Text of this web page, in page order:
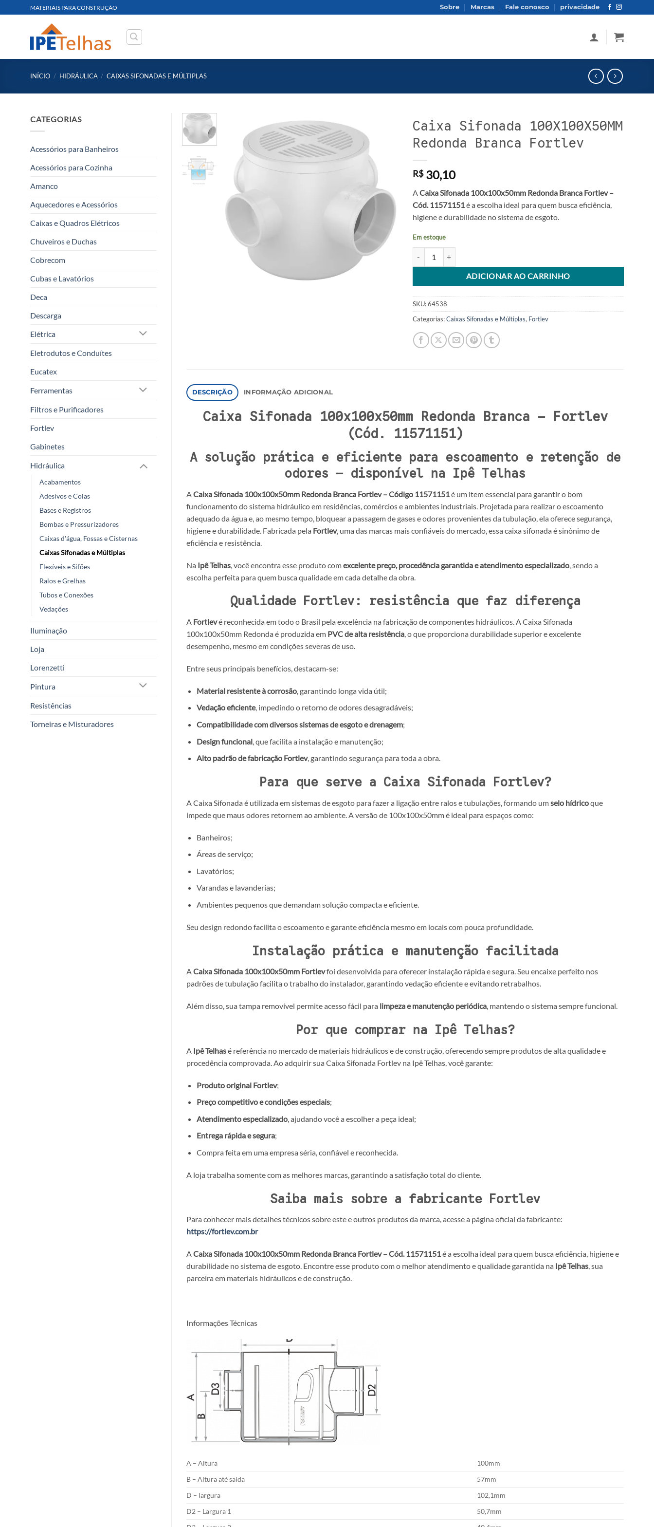
to
MATERIAIS PARA CONSTRUÇÃO Sobre Marcas Fale conosco privacidade
INÍCIO / HIDRÁULICA / CAIXAS SIFONADAS E MÚLTIPLAS
CATEGORIAS
Acessórios para Banheiros
Acessórios para Cozinha
Amanco
Aquecedores e Acessórios
Caixas e Quadros Elétricos
Chuveiros e Duchas
Cobrecom
Cubas e Lavatórios
Deca
Descarga
Elétrica
Eletrodutos e Conduítes
Eucatex
Ferramentas
Filtros e Purificadores
Fortlev
Gabinetes
Hidráulica
Acabamentos
Adesivos e Colas
Bases e Registros
Bombas e Pressurizadores
Caixas d'água, Fossas e Cisternas
Caixas Sifonadas e Múltiplas
Flexíveis e Sifões
Ralos e Grelhas
Tubos e Conexões
Vedações
Iluminação
Loja
Lorenzetti
Pintura
Resistências
Torneiras e Misturadores
Caixa Sifonada 100X100X50MM
Redonda Branca Fortlev
R$30,10
ACaixa Sifonada 100x100x50mm Redonda Branca Fortlev –
Cód. 11571151é a escolha ideal para quem busca eficiência,
higiene e durabilidade no sistema de esgoto.
Em estoque
ADICIONAR AO CARRINHO
Alternative:
SKU:64538
Categorias:Caixas Sifonadas e Múltiplas, Fortlev
DESCRIÇÃO INFORMAÇÃO ADICIONAL
Caixa Sifonada 100x100x50mm Redonda Branca – Fortlev
(Cód. 11571151)
A solução prática e eficiente para escoamento e retenção de
odores – disponível na Ipê Telhas
ACaixa Sifonada 100x100x50mm Redonda Branca Fortlev – Código 11571151é um item essencial para garantir o bom
funcionamento do sistema hidráulico em residências, comércios e ambientes industriais. Projetada para realizar o escoamento
adequado da água e, ao mesmo tempo, bloquear a passagem de gases e odores provenientes da tubulação, ela oferece segurança,
higiene e durabilidade. Fabricada pela Fortlev, uma das marcas mais confiáveis do mercado, essa caixa sifonada é sinônimo de
eficiência e resistência.
Na Ipê Telhas , você encontra esse produto comexcelente preço, procedência garantida e atendimento especializado , sendo a
escolha perfeita para quem busca qualidade em cada detalhe da obra.
Qualidade Fortlev: resistência que faz diferença
A Fortlevé reconhecida em todo o Brasil pela excelência na fabricação de componentes hidráulicos. A Caixa Sifonada
100x100x50mm Redonda é produzida em PVC de alta resistência, o que proporciona durabilidade superior e excelente
desempenho, mesmo em condições severas de uso.
Entre seus principais benefícios, destacam-se:
Material resistente à corrosão, garantindo longa vida útil;
Vedação eficiente, impedindo o retorno de odores desagradáveis;
Compatibilidade com diversos sistemas de esgoto e drenagem;
Design funcional, que facilita a instalação e manutenção;
Alto padrão de fabricação Fortlev, garantindo segurança para toda a obra.
Para que serve a Caixa Sifonada Fortlev?
A Caixa Sifonada é utilizada em sistemas de esgoto para fazer a ligação entre ralos e tubulações, formando umselo hídricoque
impede que maus odores retornem ao ambiente. A versão de 100x100x50mm é ideal para espaços como:
Banheiros;
Áreas de serviço;
Lavatórios;
Varandas e lavanderias;
Ambientes pequenos que demandam solução compacta e eficiente.
Seu design redondo facilita o escoamento e garante eficiência mesmo em locais com pouca profundidade.
Instalação prática e manutenção facilitada
ACaixa Sifonada 100x100x50mm Fortlevfoi desenvolvida para oferecer instalação rápida e segura. Seu encaixe perfeito nos
padrões de tubulação facilita o trabalho do instalador, garantindo vedação eficiente e evitando retrabalhos.
Além disso, sua tampa removível permite acesso fácil para limpeza e manutenção periódica, mantendo o sistema sempre funcional.
Por que comprar na Ipê Telhas?
A Ipê Telhasé referência no mercado de materiais hidráulicos e de construção, oferecendo sempre produtos de alta qualidade e
procedência comprovada. Ao adquirir sua Caixa Sifonada Fortlev na Ipê Telhas, você garante:
Produto original Fortlev;
Preço competitivo e condições especiais;
Atendimento especializado, ajudando você a escolher a peça ideal;
Entrega rápida e segura;
Compra feita em uma empresa séria, confiável e reconhecida.
A loja trabalha somente com as melhores marcas, garantindo a satisfação total do cliente.
Saiba mais sobre a fabricante Fortlev
Para conhecer mais detalhes técnicos sobre este e outros produtos da marca, acesse a página oficial da fabricante:
https://fortlev.com.br
ACaixa Sifonada 100x100x50mm Redonda Branca Fortlev – Cód. 11571151é a escolha ideal para quem busca eficiência, higiene e
durabilidade no sistema de esgoto. Encontre esse produto com o melhor atendimento e qualidade garantida na Ipê Telhas, sua
parceira em materiais hidráulicos e de construção.
Informações Técnicas
A – Altura
100mm
B – Altura até saída
57mm
D – largura
102,1mm
D2 – Largura 1
50,7mm